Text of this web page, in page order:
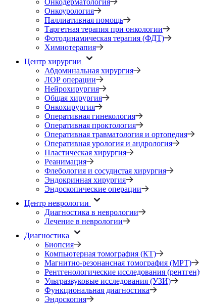
Онкодерматология
Онкоурология
Паллиативная помощь
Таргетная терапия при онкологии
Фотодинамическая терапия (ФДТ)
Химиотерапия
Центр хирургии
Абдоминальная хирургия
ЛОР операции
Нейрохирургия
Общая хирургия
Онкохирургия
Оперативная гинекология
Оперативная проктология
Оперативная травматология и ортопедия
Оперативная урология и андрология
Пластическая хирургия
Реанимация
Флебология и сосудистая хирургия
Эндокринная хирургия
Эндоскопические операции
Центр неврологии
Диагностика в неврологии
Лечение в неврологии
Диагностика
Биопсия
Компьютерная томография (КТ)
Магнитно-резонансная томография (МРТ)
Рентгенологические исследования (рентген)
Ультразвуковые исследования (УЗИ)
Функциональная диагностика
Эндоскопия